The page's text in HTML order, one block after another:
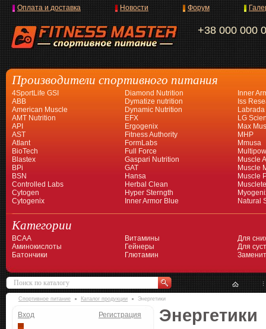
+38 000 000
Оплата и доставка Новости Форум
Производители спортивного питания
4SportLife GSI
ABB
American Muscle
AMT Nutrition
API
AST
Atlant
BioTech
Blastex
BPi
BSN
Controlled Labs
Cytogen
Cytogenix
Diamond Nutrition
Dymatize nutrition
Dynamic Nutrition
EFX
Ergogenix
Fitness Authority
FormLabs
Full Force
Gaspari Nutrition
GAT
Hansa
Herbal Clean
Hyper Sterngth
Inner Armor Blue
Inner
Iss
Labrada
LG
Max
MHP
Mmusa
Muscle
Muscle
Muscle
Natural
Категории
BCAA
Аминокислоты
Батончики
Витамины
Гейнеры
Глютамин
Для
Для
Спортивное питание Каталог продукции Энергетики
Вход Регистрация Энергетики